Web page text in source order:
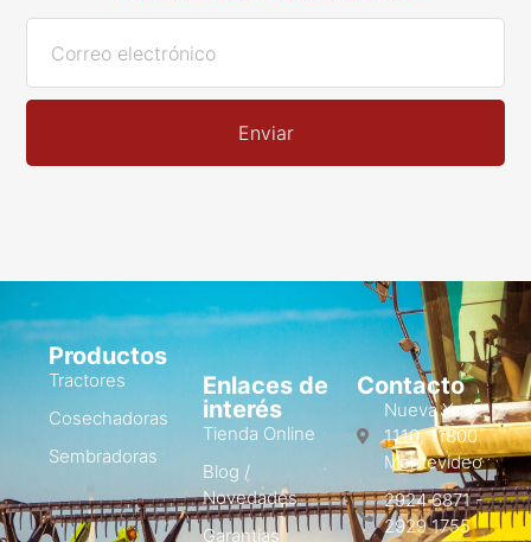
Enviar
Productos
Tractores
Cosechadoras
Sembradoras
Enlaces de
interés
Tienda Online
Blog /
Novedades
Garantias
Contacto
Nueva York
1110, 11800
Montevideo
2924 6871 -
2929 1755